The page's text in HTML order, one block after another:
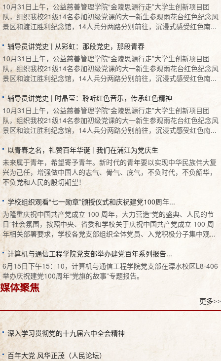
10月31日上午，公益慈善管理学院“金陵思源行走”大学生创新项目团
队，组织我校21级14名参加初级党课的大一新生参观雨花台红色纪念风
景区和渡江胜利纪念馆，14人兵分两路分别前往，沉浸式感受红色南...
辅导员讲党史 | 从彩虹：那段党史，那段青春
10月31日上午，公益慈善管理学院“金陵思源行走”大学生创新项目团
队，组织我校21级14名参加初级党课的大一新生参观雨花台红色纪念风
景区和渡江胜利纪念馆，14人兵分两路分别前往，沉浸式感受红色南...
辅导员讲党史 | 时晶莹：聆听红色音乐，传承红色精神
10月31日上午，公益慈善管理学院“金陵思源行走”大学生创新项目团
队，组织我校21级14名参加初级党课的大一新生参观雨花台红色纪念风
景区和渡江胜利纪念馆，14人兵分两路分别前往，沉浸式感受红色南...
以青春之名，礼赞百年华诞 | 我们在浦江为党庆生
未来属于青年，希望寄予青年。新时代的青年要以实现中华民族伟大复
兴为己任，增强做中国人的志气、骨气、底气，不负时代，不负韶华，
不负党和人民的殷切期望！
学校组织观看“七一勋章”颁授仪式和庆祝建党100周年...
为隆重庆祝中国共产党成立 100 周年，大力营造“党的盛典、人民的节
日”社会氛围，按照中央、省委和学校关于庆祝中国共产党成立 100 周
年相关部署要求，学校各党支部组织全体党员、入党积极分子集中观...
计算机与通信工程学院党支部举办建党百年系列报告...
6月15日下午15：10，计算机与通信工程学院党支部在溧水校区L8-406
举办庆祝建党100周年“党旗的故事”专题报告。
媒体聚焦
更多>>
深入学习贯彻党的十九届六中全会精神
百年大党 风华正茂（人民论坛）